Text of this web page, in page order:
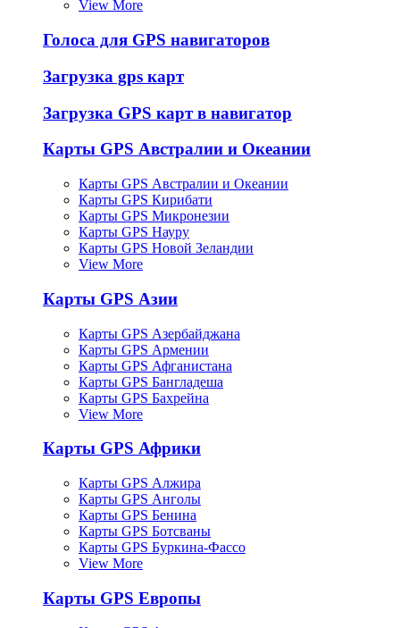
View More
Голоса для GPS навигаторов
Загрузка gps карт
Загрузка GPS карт в навигатор
Карты GPS Австралии и Океании
Карты GPS Австралии и Океании
Карты GPS Кирибати
Карты GPS Микронезии
Карты GPS Науру
Карты GPS Новой Зеландии
View More
Карты GPS Азии
Карты GPS Азербайджана
Карты GPS Армении
Карты GPS Афганистана
Карты GPS Бангладеша
Карты GPS Бахрейна
View More
Карты GPS Африки
Карты GPS Алжира
Карты GPS Анголы
Карты GPS Бенина
Карты GPS Ботсваны
Карты GPS Буркина-Фассо
View More
Карты GPS Европы